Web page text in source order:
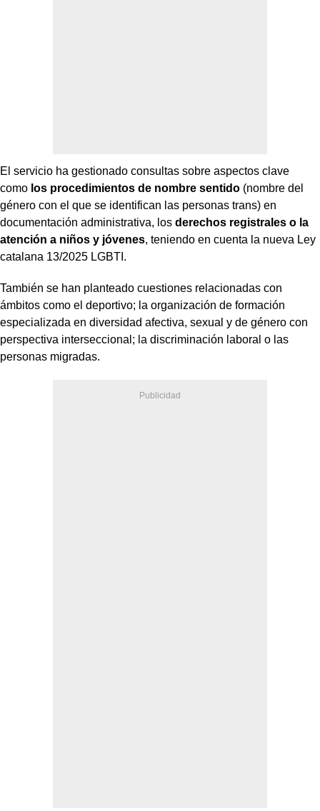
El servicio ha gestionado consultas sobre aspectos clave
como los procedimientos de nombre sentido (nombre del
género con el que se identifican las personas trans) en
documentación administrativa, los derechos registrales o la
atención a niños y jóvenes, teniendo en cuenta la nueva Ley
catalana 13/2025 LGBTI.
También se han planteado cuestiones relacionadas con
ámbitos como el deportivo; la organización de formación
especializada en diversidad afectiva, sexual y de género con
perspectiva interseccional; la discriminación laboral o las
personas migradas.